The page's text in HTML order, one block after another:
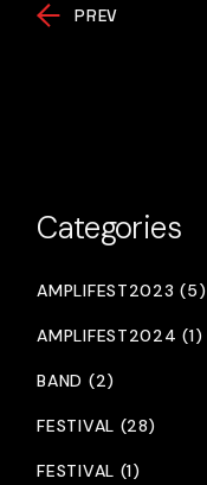
PREV
Categories
AMPLIFEST2023 (5)
AMPLIFEST2024 (1)
BAND (2)
FESTIVAL (28)
FESTIVAL (1)